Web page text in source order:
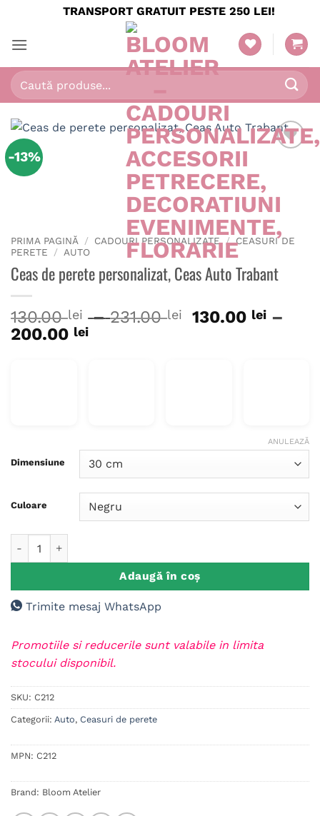
content
TRANSPORT GRATUIT PESTE 250 LEI!
Caută
după:
-13%
PRIMA PAGINĂ / CADOURI PERSONALIZATE / CEASURI DE
PERETE
/ AUTO
Ceas de perete personalizat, Ceas Auto Trabant
130.00lei – 231.00lei
Interval
130.00 lei –
200.00 leiInterval
Dimensiune
Culoare
ANULEAZĂ
Adaugă în coș
Trimite mesaj WhatsApp
Promotiile si reducerile sunt valabile in limita
stocului disponibil.
SKU: C212
Categorii: Auto, Ceasuri de perete
MPN: C212
Brand: Bloom Atelier